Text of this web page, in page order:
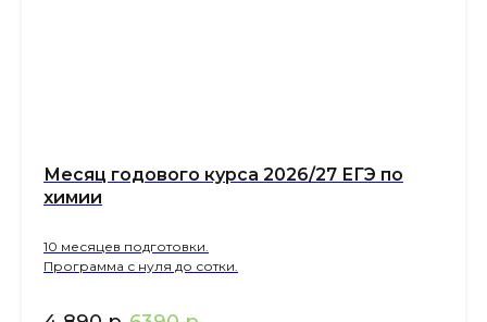
Ме сяц годового курса 2026/27 ЕГЭ по
химии
10 месяцев подготовки.
Программа с нуля до сотки.